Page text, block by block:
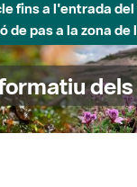
Natural de les